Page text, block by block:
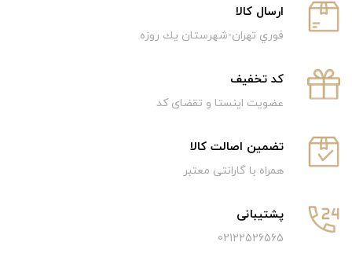
ارسال كالا
فوري تهران-شهرستان يك روزه
كد تخفيف
عضویت اینستا و تقضای کد
تضمین اصالت کالا
همراه با گارانتی معتبر
پشتیبانی
02122526565